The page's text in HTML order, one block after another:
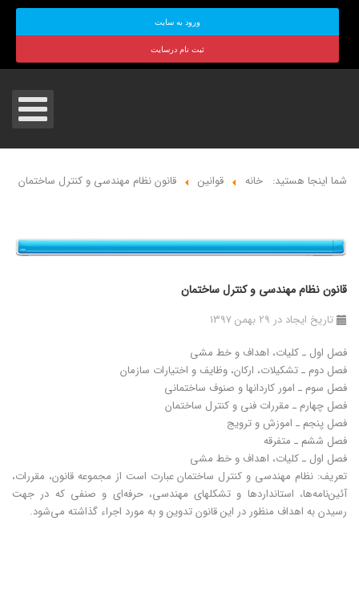
ورود به سایت
ثبت نام درسایت
شما اینجا هستید: خانه قوانین قانون نظام مهندسی و کنترل ساختمان
قانون نظام مهندسی و کنترل ساختمان
تاریخ ایجاد در 29 بهمن 1397
فصل اول ـ کلیات، اهداف و خط ‌مشی
فصل دوم ـ تشکیلات، ارکان، وظایف و اختیارات سازمان
فصل سوم ـ امور کاردانها و صنوف ساختمانی
فصل چهارم ـ مقررات فنی و کنترل ساختمان
فصل پنجم ـ اموزش و ترویج
فصل ششم ـ متفرقه
فصل اول ـ کلیات، اهداف و خط ‌مشی
تعریف: نظام مهندسی و کنترل ساختمان عبارت است از مجموعه قانون، مقررات،
آئین‌نامه‌ها، استانداردها و تشکلهای مهندسی، حرفه‌ای و صنفی که در جهت
رسیدن به اهداف منظور در این قانون تدوین و به مورد اجراء گذاشته می‌شود.